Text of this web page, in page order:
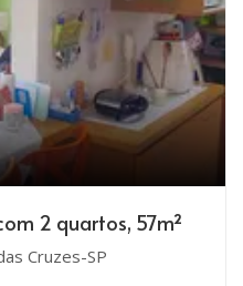
2 quartos, 57m²
Cruzes-SP